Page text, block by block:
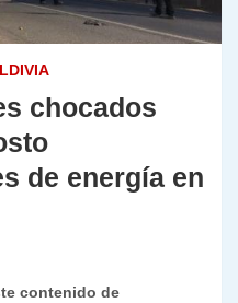
chocados
de energía en
contenido de